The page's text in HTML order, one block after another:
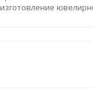
изготовление